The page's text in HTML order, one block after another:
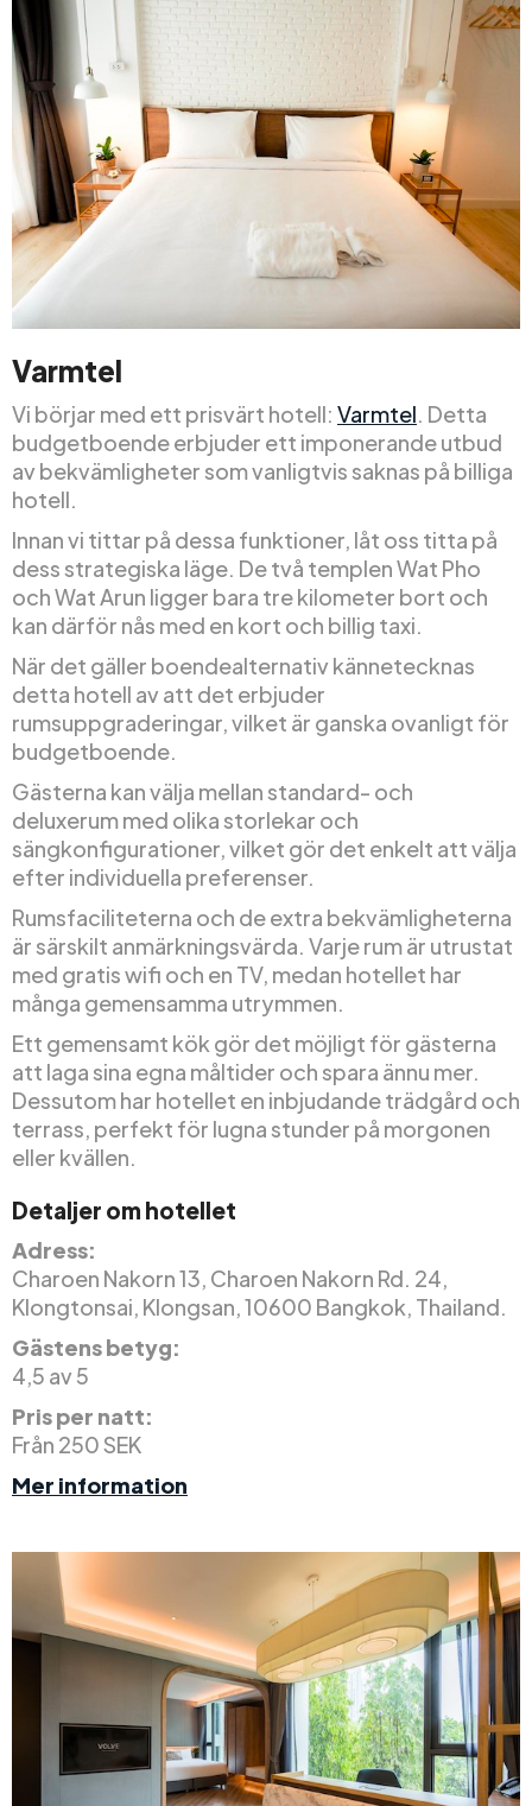
Varmtel
Vi börjar med ett prisvärt hotell: Varmtel. Detta
budgetboende erbjuder ett imponerande utbud
av bekvämligheter som vanligtvis saknas på billiga
hotell.
Innan vi tittar på dessa funktioner, låt oss titta på
dess strategiska läge. De två templen Wat Pho
och Wat Arun ligger bara tre kilometer bort och
kan därför nås med en kort och billig taxi.
När det gäller boendealternativ kännetecknas
detta hotell av att det erbjuder
rumsuppgraderingar, vilket är ganska ovanligt för
budgetboende.
Gästerna kan välja mellan standard- och
deluxerum med olika storlekar och
sängkonfigurationer, vilket gör det enkelt att välja
efter individuella preferenser.
Rumsfaciliteterna och de extra bekvämligheterna
är särskilt anmärkningsvärda. Varje rum är utrustat
med gratis wifi och en TV, medan hotellet har
många gemensamma utrymmen.
Ett gemensamt kök gör det möjligt för gästerna
att laga sina egna måltider och spara ännu mer.
Dessutom har hotellet en inbjudande trädgård och
terrass, perfekt för lugna stunder på morgonen
eller kvällen.
Detaljer om hotellet
Adress:
Charoen Nakorn 13, Charoen Nakorn Rd. 24,
Klongtonsai, Klongsan, 10600 Bangkok, Thailand.
Gästens betyg:
4,5 av 5
Pris per natt:
Från 250 SEK
Mer information